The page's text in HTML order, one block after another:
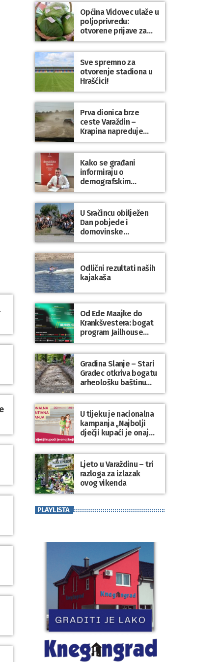
Općina Vidovec ulaže u
poljoprivredu:
otvorene prijave za
općinske potpore
Sve spremno za
otvorenje stadiona u
Hrašćici!
Prva dionica brze
ceste Varaždin –
Krapina napreduje
prema planu
Kako se građani
informiraju o
demografskim
mjerama? Sudjelujte u
istraživanju!
U Sračincu obilježen
Dan pobjede i
domovinske
zahvalnosti te Dan
hrvatskih branitelja
Odlični rezultati naših
kajakaša
Od Ede Maajke do
Krankšvestera: bogat
program Jailhouse
Festivala 2026. u
Lepoglavi
Gradina Slanje – Stari
Gradec otkriva bogatu
arheološku baštinu
Varaždinske županije
U tijeku je nacionalna
kampanja „Najbolji
dječji kupaći je onaj
koji se nosi“
Ljeto u Varaždinu – tri
razloga za izlazak
ovog vikenda
PLAYLISTA